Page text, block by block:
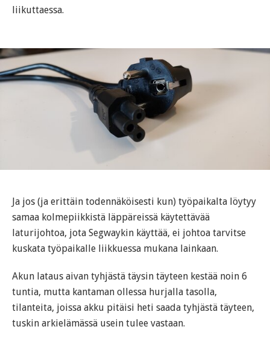
liikuttaessa.
Ja jos (ja erittäin todennäköisesti kun) työpaikalta löytyy
samaa kolmepiikkistä läppäreissä käytettävää
laturijohtoa, jota Segwaykin käyttää, ei johtoa tarvitse
kuskata työpaikalle liikkuessa mukana lainkaan.
Akun lataus aivan tyhjästä täysin täyteen kestää noin 6
tuntia, mutta kantaman ollessa hurjalla tasolla,
tilanteita, joissa akku pitäisi heti saada tyhjästä täyteen,
tuskin arkielämässä usein tulee vastaan.